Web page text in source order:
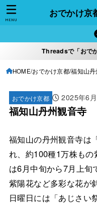
おでかけ京
MENU
Threadsで「おで
HOME おでかけ京都 福知山
おでかけ京都 2025年6
福知山丹州観音寺
福知山の丹州観音寺は
れ、約100種1万株も
は6月中旬から7月上旬
紫陽花など多彩な花が
日曜日には「あじさい